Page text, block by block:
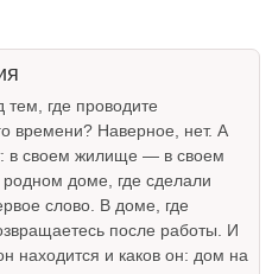
где проводите
времени? Наверное, нет. А
в своем жилище — в своем
доме, где сделали
слово. В доме, где
после работы. И
находится и каков он: дом на